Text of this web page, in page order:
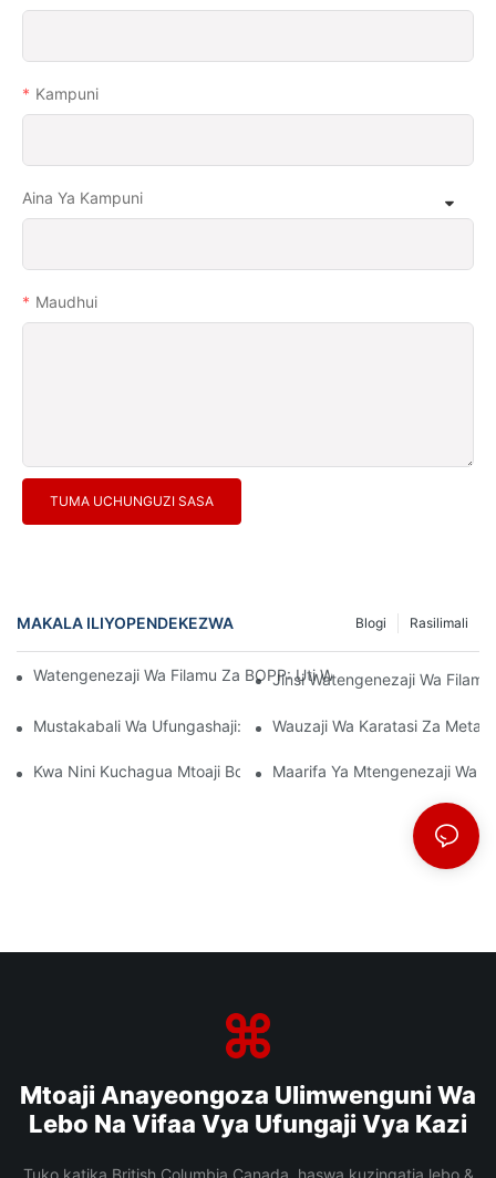
Kampuni
Aina Ya Kampuni
Maudhui
TUMA UCHUNGUZI SASA
MAKALA ILIYOPENDEKEZWA Rasilimali
Blogi
Watengenezaji Wa Filamu Za BOPP: Uti Wa Mgongo Wa
Jinsi Watengenezaji Wa
Mustakabali Wa Ufungashaji: Maarifa Kutoka Kwa
Wauzaji Wa Karatasi Za
Kwa Nini Kuchagua Mtoaji Bora Wa Filamu Wa BOPP Ni Muhimu
Maarifa Ya Mtengenezaji Wa
Mtoaji Anayeongoza Ulimwenguni Wa
Lebo Na Vifaa Vya Ufungaji Vya Kazi
Tuko katika British Columbia Canada, haswa kuzingatia lebo &